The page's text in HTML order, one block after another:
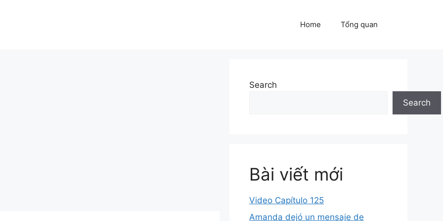
Home Tổng quan
Search
Search
Bài viết mới
Video Capítulo 125
Amanda dejó un mensaje de